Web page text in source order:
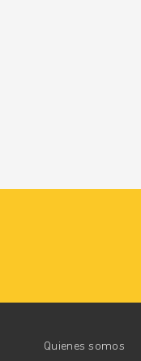
Quienes somos